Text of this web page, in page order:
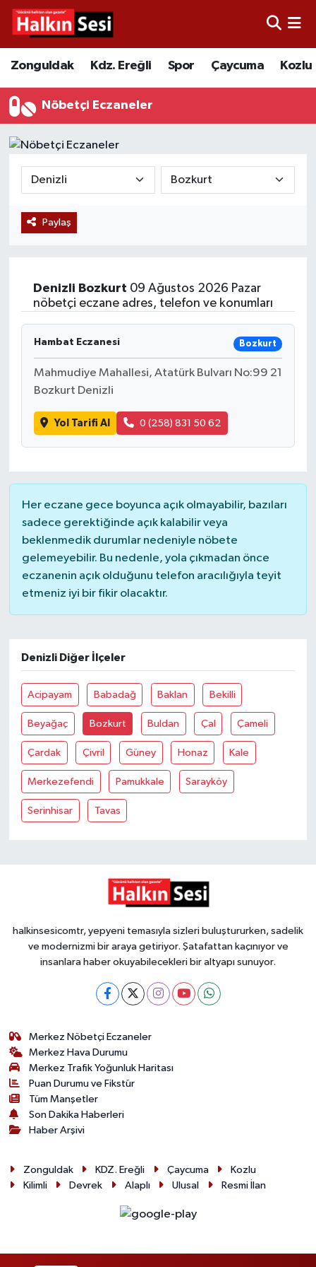
Zonguldak Kdz. Ereğli Spor Çaycuma Kozlu
Nöbetçi Eczaneler
Paylaş
Denizli Bozkurt 09 Ağustos 2026 Pazar
nöbetçi eczane adres, telefon ve konumları
Hambat Eczanesi Bozkurt
Mahmudiye Mahallesi, Atatürk Bulvarı No:99 21
Bozkurt Denizli
Yol Tarifi Al 0 (258) 831 50 62
Her eczane gece boyunca açık olmayabilir, bazıları
sadece gerektiğinde açık kalabilir veya
beklenmedik durumlar nedeniyle nöbete
gelemeyebilir. Bu nedenle, yola çıkmadan önce
eczanenin açık olduğunu telefon aracılığıyla teyit
etmeniz iyi bir fikir olacaktır.
Denizli Diğer İlçeler
Acipayam Babadağ Baklan Bekilli
Beyağaç Bozkurt Buldan Çal Çameli
Çardak Çivril Güney Honaz Kale
Merkezefendi Pamukkale Sarayköy
Serinhisar Tavas
halkinsesicomtr, yepyeni temasıyla sizleri buluştururken, sadelik
ve modernizmi bir araya getiriyor. Şatafattan kaçınıyor ve
insanlara haber okuyabilecekleri bir altyapı sunuyor.
Merkez Nöbetçi Eczaneler
Merkez Hava Durumu
Merkez Trafik Yoğunluk Haritası
Puan Durumu ve Fikstür
Tüm Manşetler
Son Dakika Haberleri
Haber Arşivi
Zonguldak KDZ. Ereğli Çaycuma
Kozlu
Kilimli
Devrek Alaplı Ulusal Resmi İlan
Video
Yazarlar
Çaycuma
KDZ. Ereğli
Alaplı
Asayiş
Karabük
Devrek
Bolu
ÇEVRE
BİLİM VE TEKNOLOJİ
DUNYA
Düzce
Eğitim
Ekonomi
Gökçebey
GÜNDEM
İş ilanı
Kilimli
Kültür - Sanat
Spor
Ulusal
Yaşam
Merkez Hava Durumu
Merkez Trafik Yoğunluk Haritası
Tüm Manşetler
Son Dakika Haberleri